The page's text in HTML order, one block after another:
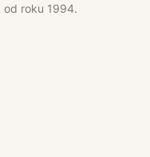
od roku 1994.